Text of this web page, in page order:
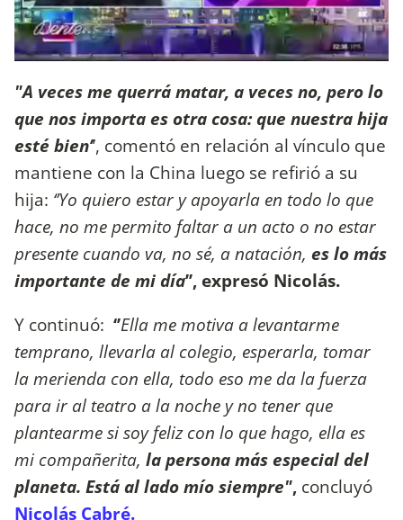
"A veces me querrá matar, a veces no, pero lo
que nos importa es otra cosa: que nuestra hija
esté bien’’, comentó en relación al vínculo que
mantiene con la China luego se refirió a su
hija: ‘’Yo quiero estar y apoyarla en todo lo que
hace, no me permito faltar a un acto o no estar
presente cuando va, no sé, a natación, es lo más
importante de mi día’’, expresó Nicolás.
Y continuó: ‘’Ella me motiva a levantarme
temprano, llevarla al colegio, esperarla, tomar
la merienda con ella, todo eso me da la fuerza
para ir al teatro a la noche y no tener que
plantearme si soy feliz con lo que hago, ella es
mi compañerita, la persona más especial del
planeta. Está al lado mío siempre", concluyó
Nicolás Cabré.